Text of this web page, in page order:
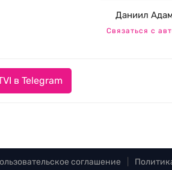
Даниил
Связаться с
в Telegram
соглашение